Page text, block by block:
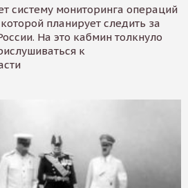
систему мониторинга операций
планирует следить за
На это кабмин толкнуло
к